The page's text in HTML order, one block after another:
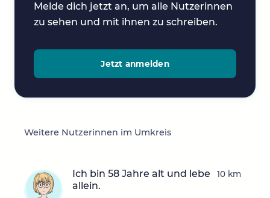
Melde dich jetzt an, um alle Nutzerinnen
zu sehen und mit ihnen zu schreiben.
Jetzt anmelden
Weitere Nutzerinnen im Umkreis
Ich bin 58 Jahre alt und lebe
allein.
10 km